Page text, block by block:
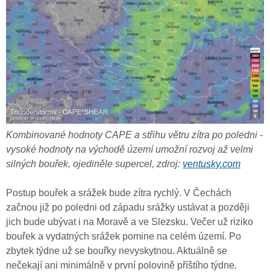
Kombinované hodnoty CAPE a střihu větru zítra po poledni -
vysoké hodnoty na východě území umožní rozvoj až velmi
silných bouřek, ojediněle supercel, zdroj: ventusky.com
Postup bouřek a srážek bude zítra rychlý. V Čechách
začnou již po poledni od západu srážky ustávat a později
jich bude ubývat i na Moravě a ve Slezsku. Večer už riziko
bouřek a vydatných srážek pomine na celém území. Po
zbytek týdne už se bouřky nevyskytnou. Aktuálně se
nečekají ani minimálně v první polovině příštího týdne.